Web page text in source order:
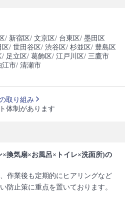
/ 新宿区/ 文京区/ 台東区/ 墨田区
区/ 世田谷区/ 渋谷区/ 杉並区/ 豊島区
/ 足立区/ 葛飾区/ 江戸川区/ 三鷹市
江市/ 清瀬市
取り組み
体制があります
換気扇×お風呂×トイレ×洗面所)の
作業後も定期的にヒアリングなど
防止策に重点を置いております。